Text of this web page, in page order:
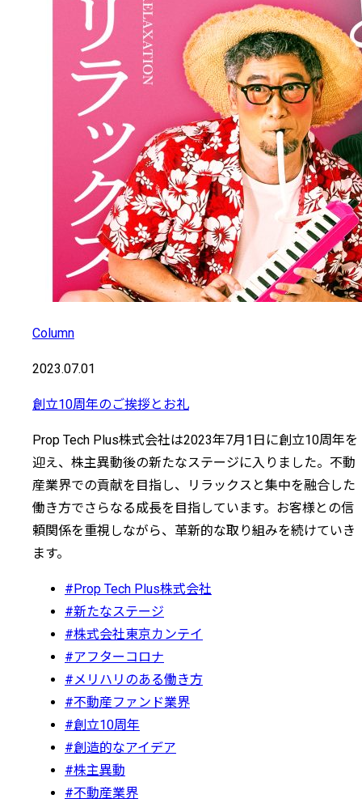
Column
2023.07.01
創立10周年のご挨拶とお礼
Prop Tech Plus株式会社は2023年7月1日に創立10周年を
迎え、株主異動後の新たなステージに入りました。不動
産業界での貢献を目指し、リラックスと集中を融合した
働き方でさらなる成長を目指しています。お客様との信
頼関係を重視しながら、革新的な取り組みを続けていき
ます。
#Prop Tech Plus株式会社
#新たなステージ
#株式会社東京カンテイ
#アフターコロナ
#メリハリのある働き方
#不動産ファンド業界
#創立10周年
#創造的なアイデア
#株主異動
#不動産業界